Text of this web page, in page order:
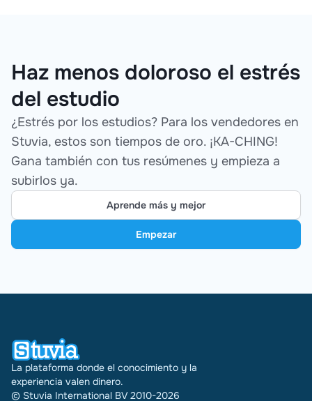
Haz menos doloroso el estrés
del estudio
¿Estrés por los estudios? Para los vendedores en
Stuvia, estos son tiempos de oro. ¡KA-CHING!
Gana también con tus resúmenes y empieza a
subirlos ya.
Aprende más y mejor
Empezar
La plataforma donde el conocimiento y la
experiencia valen dinero.
© Stuvia International BV 2010-2026